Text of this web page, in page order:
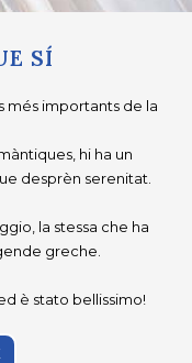
SÍ
més importants de la
hi ha un
desprèn serenitat.
la stessa che ha
greche.
è stato bellissimo!